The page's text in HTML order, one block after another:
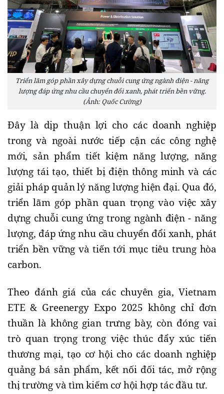
Triển lãm góp phần xây dựng chuỗi cung ứng ngành điện - năng
lượng đáp ứng nhu cầu chuyển đổi xanh, phát triển bền vững.
(Ảnh: Quốc Cường)
Đây là dịp thuận lợi cho các doanh nghiệp
trong và ngoài nước tiếp cận các công nghệ
mới, sản phẩm tiết kiệm năng lượng, năng
lượng tái tạo, thiết bị điện thông minh và các
giải pháp quản lý năng lượng hiện đại. Qua đó,
triển lãm góp phần quan trọng vào việc xây
dựng chuỗi cung ứng trong ngành điện - năng
lượng, đáp ứng nhu cầu chuyển đổi xanh, phát
triển bền vững và tiến tới mục tiêu trung hòa
carbon.
Theo đánh giá của các chuyên gia, Vietnam
ETE & Greenergy Expo 2025 không chỉ đơn
thuần là không gian trưng bày, còn đóng vai
trò quan trọng trong việc thúc đẩy xúc tiến
thương mại, tạo cơ hội cho các doanh nghiệp
quảng bá sản phẩm, kết nối đối tác, mở rộng
thị trường và tìm kiếm cơ hội hợp tác đầu tư.